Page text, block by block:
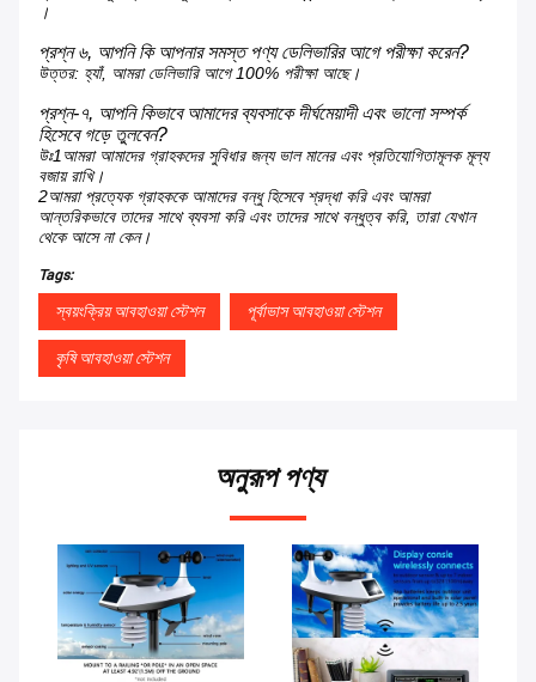
।
প্রশ্ন ৬, আপনি কি আপনার সমস্ত পণ্য ডেলিভারির আগে পরীক্ষা করেন?
উত্তর: হ্যাঁ, আমরা ডেলিভারি আগে 100% পরীক্ষা আছে।
প্রশ্ন-৭, আপনি কিভাবে আমাদের ব্যবসাকে দীর্ঘমেয়াদী এবং ভালো সম্পর্ক
হিসেবে গড়ে তুলবেন?
উঃ1আমরা আমাদের গ্রাহকদের সুবিধার জন্য ভাল মানের এবং প্রতিযোগিতামূলক মূল্য
বজায় রাখি।
2আমরা প্রত্যেক গ্রাহককে আমাদের বন্ধু হিসেবে শ্রদ্ধা করি এবং আমরা
আন্তরিকভাবে তাদের সাথে ব্যবসা করি এবং তাদের সাথে বন্ধুত্ব করি, তারা যেখান
থেকে আসে না কেন।
Tags:
স্বয়ংক্রিয় আবহাওয়া স্টেশন পূর্বাভাস আবহাওয়া স্টেশন
কৃষি আবহাওয়া স্টেশন
অনুরূপ পণ্য